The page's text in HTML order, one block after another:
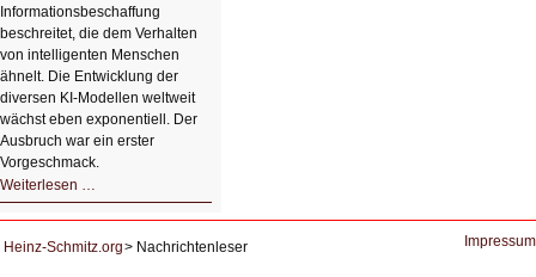
Informationsbeschaffung
beschreitet, die dem Verhalten
von intelligenten Menschen
ähnelt. Die Entwicklung der
diversen KI-Modellen weltweit
wächst eben exponentiell. Der
Ausbruch war ein erster
Vorgeschmack.
Weiterlesen …
Der
KI
Heinz-Schmitz.org Nachrichtenleser Impressum